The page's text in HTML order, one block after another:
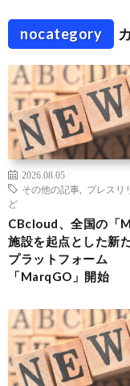
nocategory
2026.08.05
その他の記事
プレスリ
ど
CBcloud、全国の「
施設を起点とした新
プラットフォーム
「MarqGO」開始